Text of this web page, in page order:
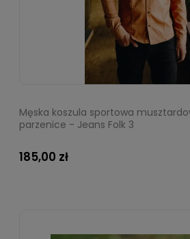
Męska koszula sportowa
parzenice - Jeans Folk 3
185,00 zł